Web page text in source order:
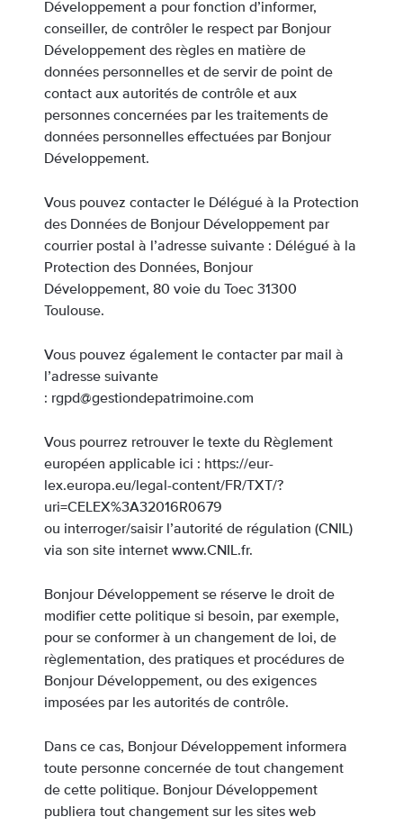
Développement a pour fonction d’informer,
conseiller, de contrôler le respect par Bonjour
Développement des règles en matière de
données personnelles et de servir de point de
contact aux autorités de contrôle et aux
personnes concernées par les traitements de
données personnelles effectuées par Bonjour
Développement.
Vous pouvez contacter le Délégué à la Protection
des Données de Bonjour Développement par
courrier postal à l’adresse suivante : Délégué à la
Protection des Données, Bonjour
Développement, 80 voie du Toec 31300
Toulouse.
Vous pouvez également le contacter par mail à
l’adresse suivante
: rgpd@gestiondepatrimoine.com
Vous pourrez retrouver le texte du Règlement
européen applicable ici : https://eur-
lex.europa.eu/legal-content/FR/TXT/?
uri=CELEX%3A32016R0679
ou interroger/saisir l’autorité de régulation (CNIL)
via son site internet www.CNIL.fr.
Bonjour Développement se réserve le droit de
modifier cette politique si besoin, par exemple,
pour se conformer à un changement de loi, de
règlementation, des pratiques et procédures de
Bonjour Développement, ou des exigences
imposées par les autorités de contrôle.
Dans ce cas, Bonjour Développement informera
toute personne concernée de tout changement
de cette politique. Bonjour Développement
publiera tout changement sur les sites web